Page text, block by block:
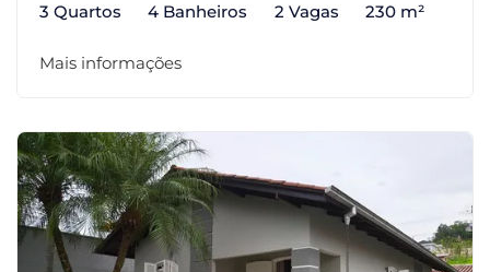
3 Quartos 4 Banheiros 2 Vagas 230 m²
Mais informações